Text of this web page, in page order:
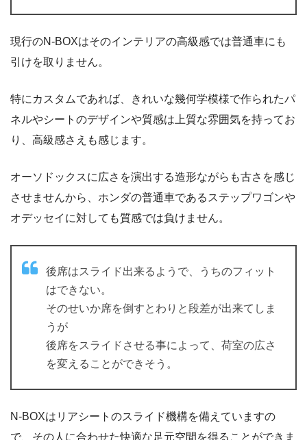
現行のN-BOXはそのインテリアの高級感では普通車にも
引けを取りません。
特にカスタムであれば、きれいな幾何学模様で作られたパ
ネルやシートのデザインや質感は上質な雰囲気を持ってお
り、高級感さえも感じます。
オーソドックスに広さを演出する造形ながらも古さを感じ
させませんから、ホンダの普通車であるステップワゴンや
オデッセイに対しても質感では負けません。
後席はスライド出来るようで、うちのフィット
はできない。
そのせいか席を倒すとわりと段差が出来てしま
うが
後席をスライドさせる事によって、荷室の広さ
を変えることができそう。
N-BOXはリアシートのスライド機構を備えていますの
で、その人に合わせた快適な足元空間を得ることができま